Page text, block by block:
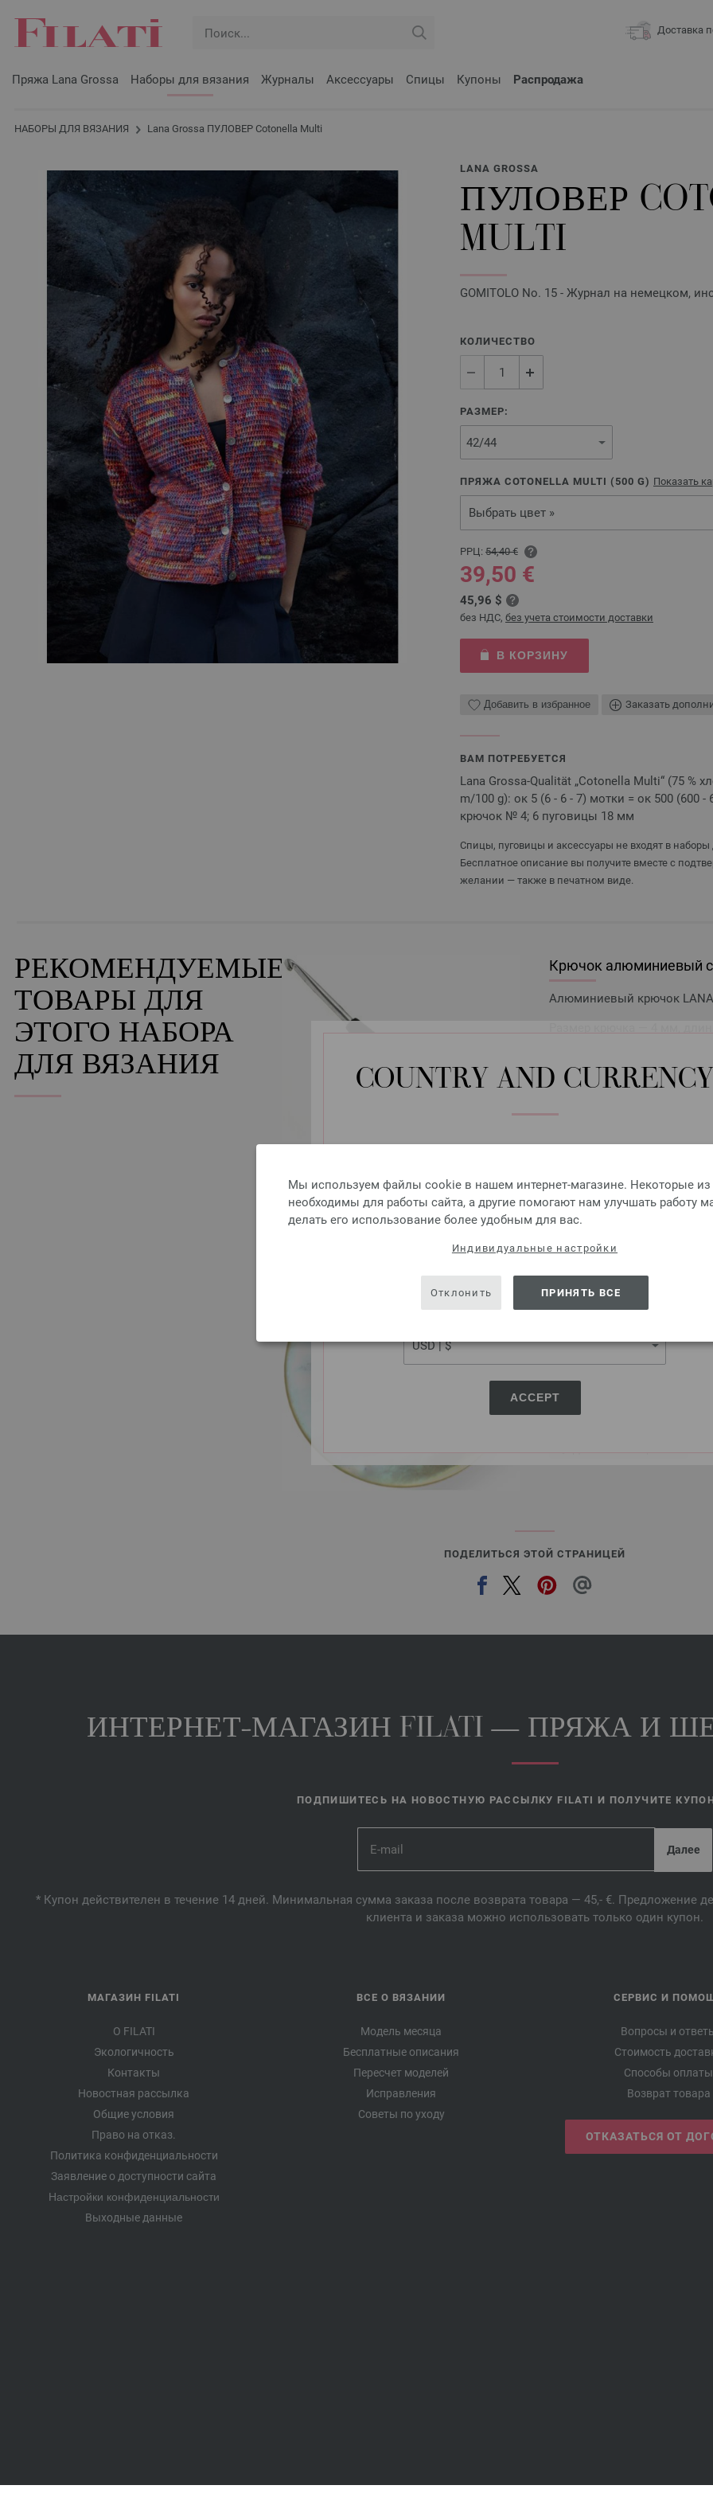
COUNTRY AND CURRENCY
LANGUAGE
SHIPPING TO
USA - The United States of America
ACCEPT
Мы используем файлы cookie в нашем интернет-магазине. Некоторые из
необходимы для работы сайта, а другие помогают нам улучшать работу
делать его использование более удобным для вас.
Индивидуальные настройки
Отклонить ПРИНЯТЬ ВСЕ
Доставка
Пряжа Lana Grossa Наборы для вязания Журналы Аксессуары Спицы Купоны Распродажа
НАБОРЫ ДЛЯ ВЯЗАНИЯ Lana Grossa ПУЛОВЕР Cotonella Multi
LANA GROSSA
ПУЛОВЕР
MULTI
GOMITOLO No. 15 - Журнал на немецком,
КОЛИЧЕСТВО
РАЗМЕР:
ПРЯЖА COTONELLA MULTI ( 500 G) Показать
Выбрать цвет »
РРЦ: 54,40 €
39,50 €
45,96 $
без НДС, без учета стоимости доставки
В КОРЗИНУ
Добавить в избранное Заказать
ВАМ ПОТРЕБУЕТСЯ
Lana Grossa-Qualität „Cotonella Multi“ (75 %
m/100 g): ок 5 (6 - 6 - 7) мотки = ок 500 (600 -
крючок № 4; 6 пуговицы 18 мм
Спицы, пуговицы и аксессуары не входят в наборы
Бесплатное описание вы получите вместе с
желании — также в печатном виде.
РЕКОМЕНДУЕМЫЕ
ТОВАРЫ ДЛЯ
ЭТОГО НАБОРА
ДЛЯ ВЯЗАНИЯ
Крючок алюминиевый
Алюминиевый крючок LANA
Размер крючка — 4 мм,
3,18 $ без НДС,без учета
Добавить в избранное
Кнопка, 2-дыра, перламутр,
0,78 $ без НДС,без учета
ПОДЕЛИТЬСЯ ЭТОЙ СТРАНИЦЕЙ
ИНТЕРНЕТ-МАГАЗИН FILATI — ПРЯЖА И
ПОДПИШИТЕСЬ НА НОВОСТНУЮ РАССЫЛКУ FILATI И ПОЛУЧИТЕ
* Купон действителен в течение 14 дней. Минимальная сумма заказа после возврата товара — 45,- €. Предложение
клиента и заказа можно использовать только один купон.
МАГАЗИН FILATI
О FILATI
Экологичность
Контакты
Новостная рассылка
Общие условия
Право на отказ.
Политика конфиденциальности
Заявление о доступности сайта
Настройки конфиденциальности
Выходные данные
ВСЕ О ВЯЗАНИИ
Модель месяца
Бесплатные описания
Пересчет моделей
Исправления
Советы по уходу
СЕРВИС И
Вопросы и
Стоимость
Способы оплаты
Возврат товара
ОТКАЗАТЬСЯ ОТ